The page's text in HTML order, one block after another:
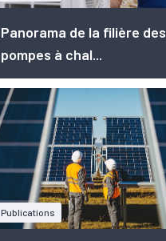
Panorama de la filière des
pompes à chal...
Publications